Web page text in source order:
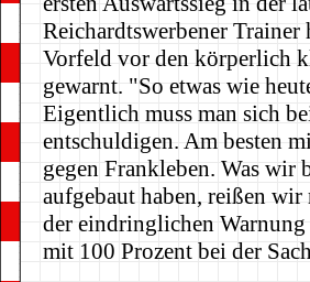
Reichardtswerbener
Vorfeld vor den körperlich
gewarnt. "So etwas wie
Eigentlich muss man sich
entschuldigen. Am besten
gegen Frankleben. Was wir
aufgebaut haben, reißen
der eindringlichen
mit 100 Prozent bei der